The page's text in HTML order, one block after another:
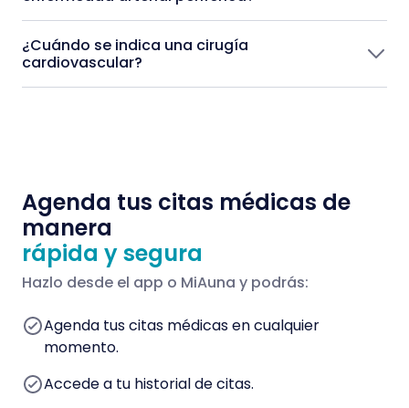
¿Cuándo se indica una cirugía
cardiovascular?
Agenda tus citas médicas de
manera
rápida y segura
Hazlo desde el app o MiAuna y podrás:
Agenda tus citas médicas en cualquier
momento.
Accede a tu historial de citas.